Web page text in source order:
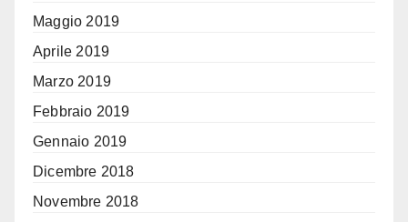
Maggio 2019
Aprile 2019
Marzo 2019
Febbraio 2019
Gennaio 2019
Dicembre 2018
Novembre 2018